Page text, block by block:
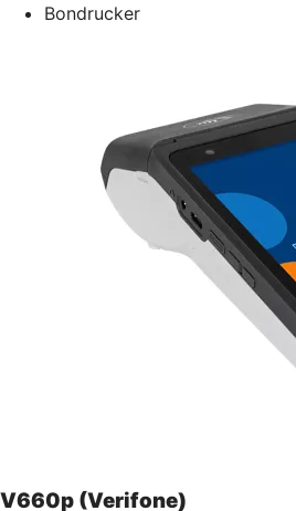
Bondrucker
V660p (Verifone)